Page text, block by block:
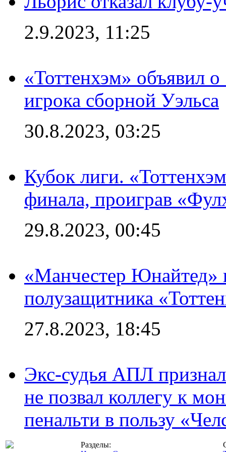
2.9.2023, 11:25
«Тоттенхэм» объявил
игрока сборной Уэльса
30.8.2023, 03:25
Кубок лиги.
финала, проиграв
29.8.2023, 00:45
«Манчестер Юнайтед»
полузащитника
27.8.2023, 18:45
Экс-судья АПЛ
не позвал коллегу к
пенальти в пользу
Разделы: